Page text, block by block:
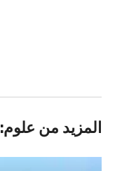
المزيد من علوم: